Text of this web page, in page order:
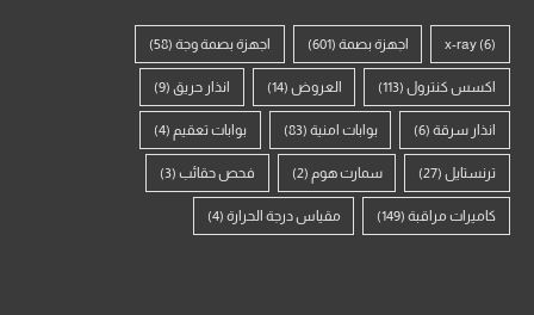
x-ray (6) اجهزة بصمة (601) اجهزة بصمة وجة(58)
اكسس كنترول(113) العروض (14) انذار حريق(9)
انذار سرقة(6) بوابات امنية (83) بوابات تعقيم (4)
ترنستايل(27) سمارت هوم (2) فحص حقائب(3)
كاميرات مراقبة(149) مقياس درجة الحرارة (4)